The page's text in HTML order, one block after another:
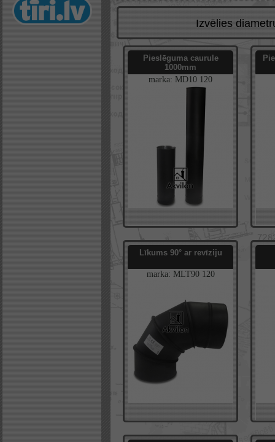
Izvēlies
Pieslēguma caurule
1000mm
marka: MD10 120
Līkums 90° ar revīziju
marka: MLT90 120